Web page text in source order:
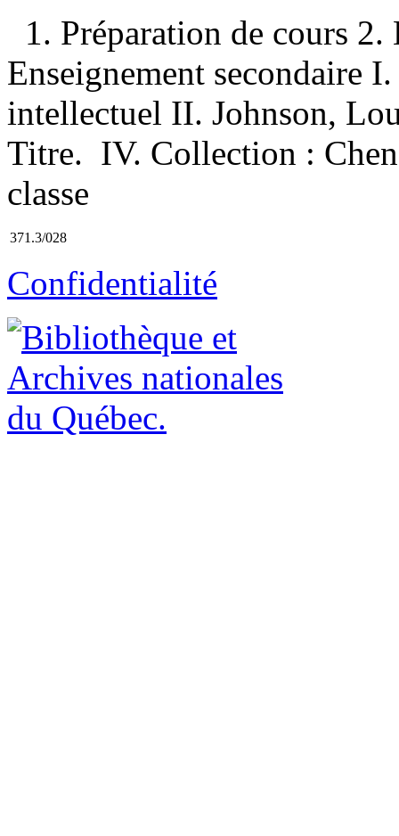
1. Préparation de cours
Enseignement secondaire
intellectuel II. Johnson,
Titre. IV. Collection :
classe
371.3/028
Confidentialité